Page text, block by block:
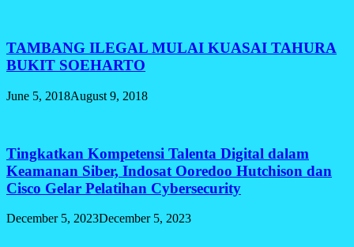
TAMBANG ILEGAL MULAI KUASAI TAHURA
BUKIT SOEHARTO
June 5, 2018August 9, 2018
Tingkatkan Kompetensi Talenta Digital dalam
Keamanan Siber, Indosat Ooredoo Hutchison dan
Cisco Gelar Pelatihan Cybersecurity
December 5, 2023December 5, 2023